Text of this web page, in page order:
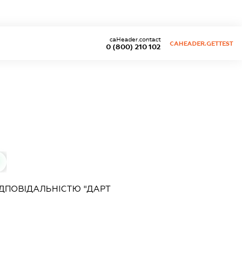
0 (800) 210 102
caHeader.contact
CAHEADER.GETTEST
"ДАРТ